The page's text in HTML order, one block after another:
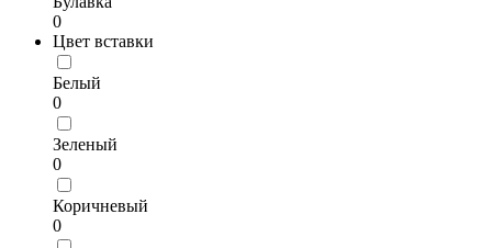
0
Цвет вставки
Белый
0
Зеленый
0
Коричневый
0